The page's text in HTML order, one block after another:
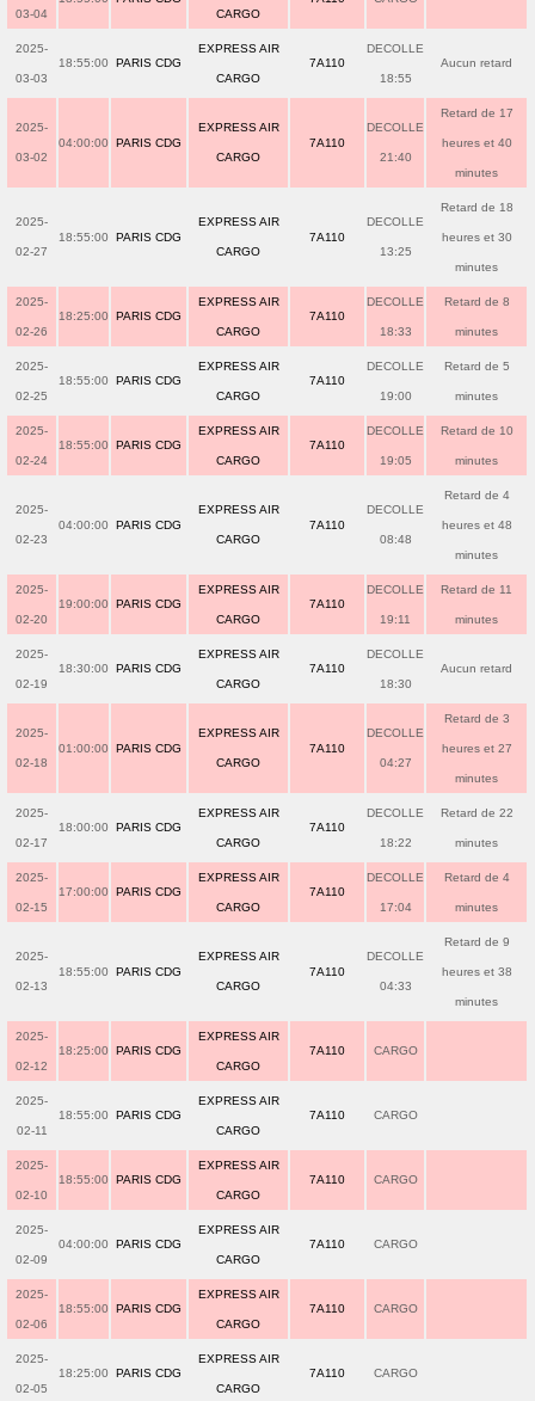
03-04 CARGO
2025-
03-03
18:55:00 PARIS CDG
EXPRESS AIR
CARGO
7A110
DECOLLE
18:55
Aucun retard
2025-
03-02
04:00:00 PARIS CDG
EXPRESS AIR
CARGO
7A110
DECOLLE
21:40
Retard de 17
heures et 40
minutes
2025-
02-27
18:55:00 PARIS CDG
EXPRESS AIR
CARGO
7A110
DECOLLE
13:25
Retard de 18
heures et 30
minutes
2025-
02-26
18:25:00 PARIS CDG
EXPRESS AIR
CARGO
7A110
DECOLLE
18:33
Retard de 8
minutes
2025-
02-25
18:55:00 PARIS CDG
EXPRESS AIR
CARGO
7A110
DECOLLE
19:00
Retard de 5
minutes
2025-
02-24
18:55:00 PARIS CDG
EXPRESS AIR
CARGO
7A110
DECOLLE
19:05
Retard de 10
minutes
2025-
02-23
04:00:00 PARIS CDG
EXPRESS AIR
CARGO
7A110
DECOLLE
08:48
Retard de 4
heures et 48
minutes
2025-
02-20
19:00:00 PARIS CDG
EXPRESS AIR
CARGO
7A110
DECOLLE
19:11
Retard de 11
minutes
2025-
02-19
18:30:00 PARIS CDG
EXPRESS AIR
CARGO
7A110
DECOLLE
18:30
Aucun retard
2025-
02-18
01:00:00 PARIS CDG
EXPRESS AIR
CARGO
7A110
DECOLLE
04:27
Retard de 3
heures et 27
minutes
2025-
02-17
18:00:00 PARIS CDG
EXPRESS AIR
CARGO
7A110
DECOLLE
18:22
Retard de 22
minutes
2025-
02-15
17:00:00 PARIS CDG
EXPRESS AIR
CARGO
7A110
DECOLLE
17:04
Retard de 4
minutes
2025-
02-13
18:55:00 PARIS CDG
EXPRESS AIR
CARGO
7A110
DECOLLE
04:33
Retard de 9
heures et 38
minutes
2025-
02-12
18:25:00 PARIS CDG
EXPRESS AIR
CARGO
7A110 CARGO
2025-
02-11
18:55:00 PARIS CDG
EXPRESS AIR
CARGO
7A110 CARGO
2025-
02-10
18:55:00 PARIS CDG
EXPRESS AIR
CARGO
7A110 CARGO
2025-
02-09
04:00:00 PARIS CDG
EXPRESS AIR
CARGO
7A110 CARGO
2025-
02-06
18:55:00 PARIS CDG
EXPRESS AIR
CARGO
7A110 CARGO
2025-
02-05
18:25:00 PARIS CDG
EXPRESS AIR
CARGO
7A110 CARGO